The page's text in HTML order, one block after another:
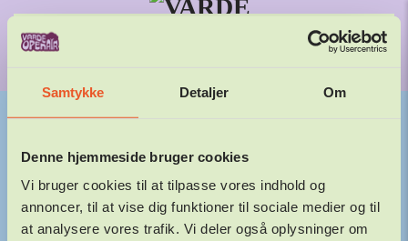
Samtykke Detaljer Om
Denne hjemmeside bruger cookies
Vi bruger cookies til at tilpasse vores indhold og
annoncer, til at vise dig funktioner til sociale medier og til
at analysere vores trafik. Vi deler også oplysninger om
Gå til hovedindhold
29. – 31.
JULI 2027
BLÅVAND SMEDE
30.06.2026 DANIEL